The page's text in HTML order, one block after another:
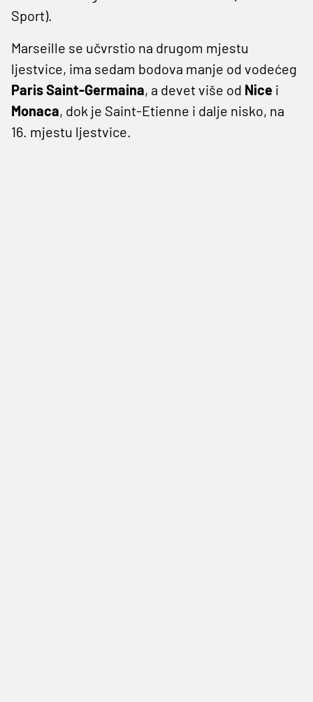
Sport).
Marseille se učvrstio na drugom mjestu
ljestvice, ima sedam bodova manje od vodećeg
Paris Saint-Germaina, a devet više od Nice i
Monaca, dok je Saint-Etienne i dalje nisko, na
16. mjestu ljestvice.